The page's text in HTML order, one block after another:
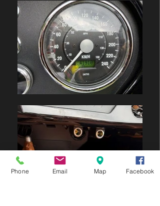
Phone Email Map Facebook